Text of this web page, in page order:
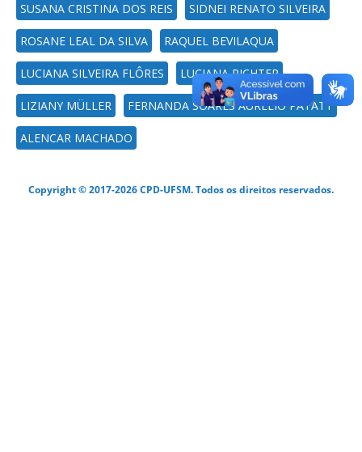
SUSANA CRISTINA DOS REIS SIDNEI RENATO SILVEIRA
ROSANE LEAL DA SILVA RAQUEL BEVILAQUA
LUCIANA SILVEIRA FLÔRES LUCIANA RICHTER
LIZIANY MÜLLER FERNANDA SOARES AURÉLIO PATATT
ALENCAR MACHADO
Copyright © 2017-2026 CPD-UFSM. Todos os direitos reservados.